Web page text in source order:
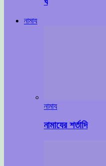
নামায
নামায
নামাযের শর্তাদি